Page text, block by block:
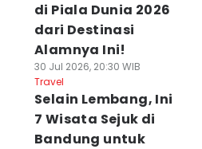
di Piala Dunia 2026
dari Destinasi
Alamnya Ini!
30 Jul 2026, 20:30 WIB
Travel
Selain Lembang, Ini
7 Wisata Sejuk di
Bandung untuk